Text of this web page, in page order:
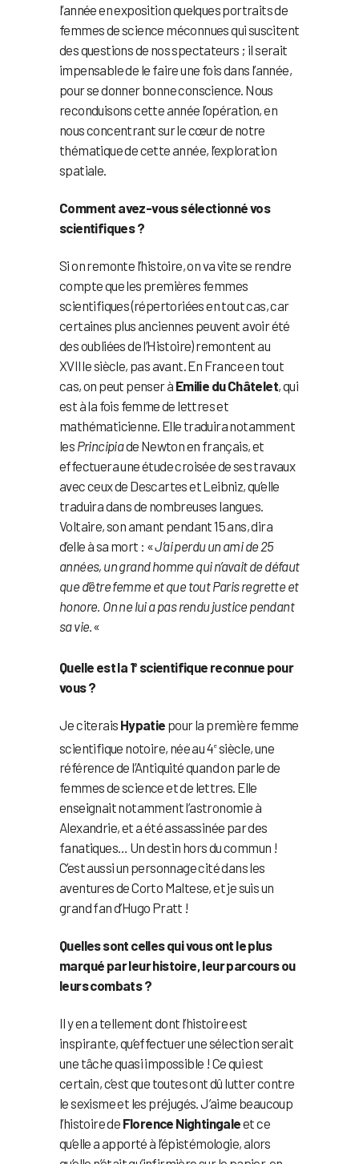
l’année en exposition quelques portraits de
femmes de science méconnues qui suscitent
des questions de nos spectateurs ; il serait
impensable de le faire une fois dans l’année,
pour se donner bonne conscience. Nous
reconduisons cette année l’opération, en
nous concentrant sur le cœur de notre
thématique de cette année, l’exploration
spatiale.
Comment avez-vous sélectionné vos
scientifiques ?
Si on remonte l’histoire, on va vite se rendre
compte que les premières femmes
scientifiques (répertoriées en tout cas, car
certaines plus anciennes peuvent avoir été
des oubliées de l’Histoire) remontent au
XVIIIe siècle, pas avant. En France en tout
cas, on peut penser à Emilie du Châtelet, qui
est à la fois femme de lettres et
mathématicienne. Elle traduira notamment
les Principiade Newton en français, et
effectuera une étude croisée de ses travaux
avec ceux de Descartes et Leibniz, qu’elle
traduira dans de nombreuses langues.
Voltaire, son amant pendant 15 ans, dira
d’elle à sa mort : «J’ai perdu un ami de 25
années, un grand homme qui n’avait de défaut
que d’être femme et que tout Paris regrette et
honore. On ne lui a pas rendu justice pendant
sa vie. «
Quelle est la 1e scientifique reconnue pour
vous ?
Je citerais Hypatie pour la première femme
scientifique notoire, née au 4esiècle, une
référence de l’Antiquité quand on parle de
femmes de science et de lettres. Elle
enseignait notamment l’astronomie à
Alexandrie, et a été assassinée par des
fanatiques… Un destin hors du commun !
C’est aussi un personnage cité dans les
aventures de Corto Maltese, et je suis un
grand fan d’Hugo Pratt !
Quelles sont celles qui vous ont le plus
marqué par leur histoire, leur parcours ou
leurs combats ?
Il y en a tellement dont l’histoire est
inspirante, qu’effectuer une sélection serait
une tâche quasi impossible ! Ce qui est
certain, c’est que toutes ont dû lutter contre
le sexisme et les préjugés. J’aime beaucoup
l’histoire de Florence Nightingaleet ce
qu’elle a apporté à l’épistémologie, alors